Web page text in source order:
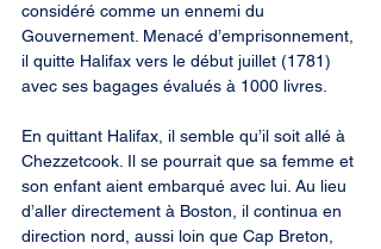
considéré comme un ennemi du
Gouvernement. Menacé d’emprisonnement,
il quitte Halifax vers le début juillet (1781)
avec ses bagages évalués à 1000 livres.
En quittant Halifax, il semble qu’il soit allé à
Chezzetcook. Il se pourrait que sa femme et
son enfant aient embarqué avec lui. Au lieu
d’aller directement à Boston, il continua en
direction nord, aussi loin que Cap Breton,